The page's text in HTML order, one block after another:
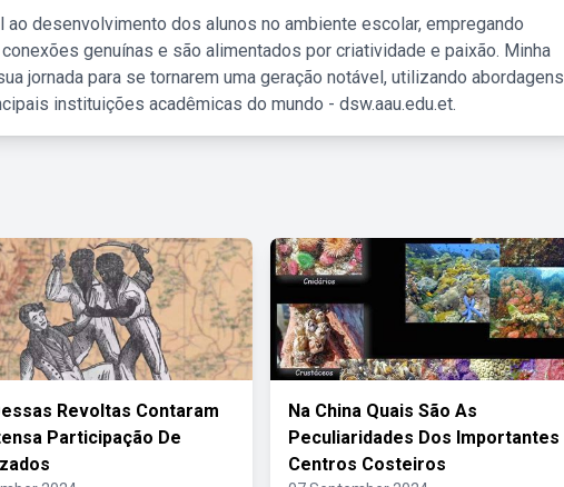
ao desenvolvimento dos alunos no ambiente escolar, empregando
genuínas e são alimentados por criatividade e paixão. Minha
jornada para se tornarem uma geração notável, utilizando abordagens
instituições acadêmicas do mundo - dsw.aau.edu.et.
Revoltas Contaram
Participação De
Na China Quais São As
Peculiaridades Dos Importantes
Centros Costeiros